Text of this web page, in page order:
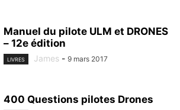
Manuel du pilote ULM et DRONES
– 12e édition
LIVRES James - 9 mars 2017
400 Questions pilotes Drones